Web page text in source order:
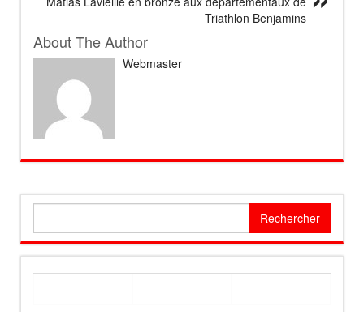
Triathlon Benjamins
About The Author
Webmaster